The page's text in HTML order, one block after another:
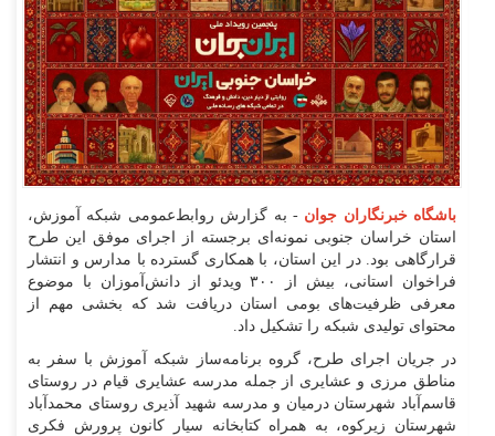
باشگاه خبرنگاران جوان - به گزارش روابط‌عمومی شبکه آموزش،
استان خراسان جنوبی نمونه‌ای برجسته از اجرای موفق این طرح
قرارگاهی بود. در این استان، با همکاری گسترده با مدارس و انتشار
فراخوان استانی، بیش از ۳۰۰ ویدئو از دانش‌آموزان با موضوع
معرفی ظرفیت‌های بومی استان دریافت شد که بخشی مهم از
محتوای تولیدی شبکه را تشکیل داد.
در جریان اجرای طرح، گروه برنامه‌ساز شبکه آموزش با سفر به
مناطق مرزی و عشایری از جمله مدرسه عشایری قیام در روستای
قاسم‌آباد شهرستان درمیان و مدرسه شهید آذیری روستای محمدآباد
شهرستان زیرکوه، به همراه کتابخانه سیار کانون پرورش فکری